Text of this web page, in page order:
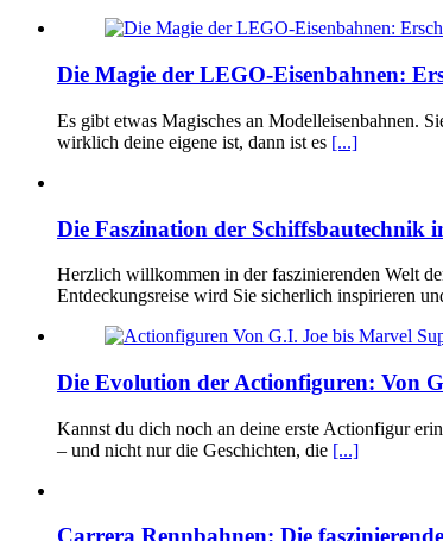
Die Magie der LEGO-Eisenbahnen:
Es gibt etwas Magisches an Modelleisenbahnen.
wirklich deine eigene ist, dann ist es [...]
Die Faszination der Schiffsbautechnik
Herzlich willkommen in der faszinierenden Welt
Entdeckungsreise wird Sie sicherlich inspirieren
Die Evolution der Actionfiguren: Von
Kannst du dich noch an deine erste Actionfigur
– und nicht nur die Geschichten, die [...]